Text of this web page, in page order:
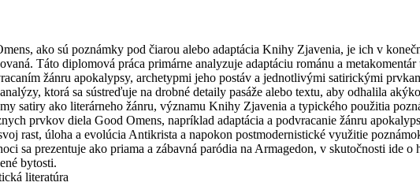
ako sú poznámky pod čiarou alebo adaptácia Knihy Zjavenia, je ich v
Táto diplomová práca primárne analyzuje adaptáciu románu a
žánru apokalypsy, archetypmi jeho postáv a jednotlivými satirickými
ktorá sa sústreďuje na drobné detaily pasáže alebo textu, aby odhalila
satiry ako literárneho žánru, významu Knihy Zjavenia a typického použitia
prvkov diela Good Omens, napríklad adaptácia a podvracanie žánru
rast, úloha a evolúcia Antikrista a napokon postmodernistické využitie
sa prezentuje ako priama a zábavná paródia na Armagedon, v skutočnosti ide o
bytosti.
literatúra